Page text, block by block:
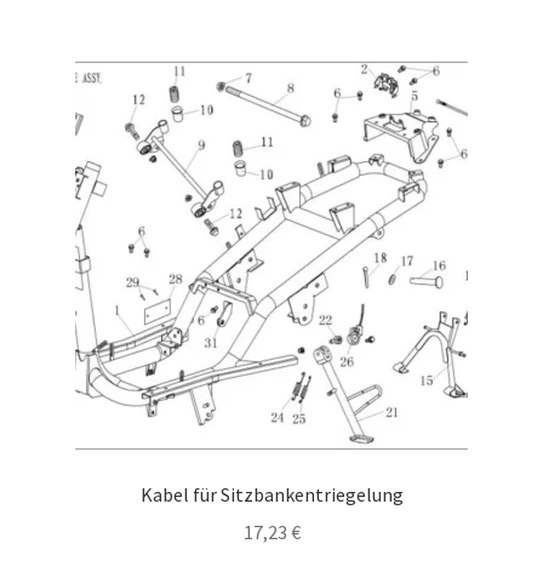
Kabel für Sitzbankentriegelung
17,23 €